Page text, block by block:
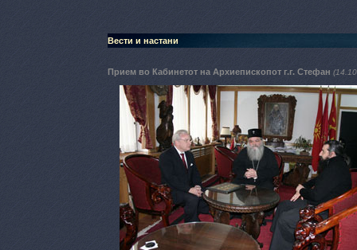
Вести и настани
Прием во Кабинетот на Архиепископот г.г. Стефан